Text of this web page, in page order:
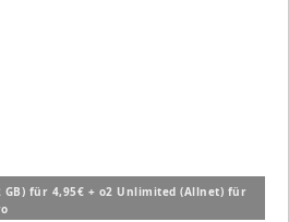
GB) für 4,95€ + o2 Unlimited (Allnet) für